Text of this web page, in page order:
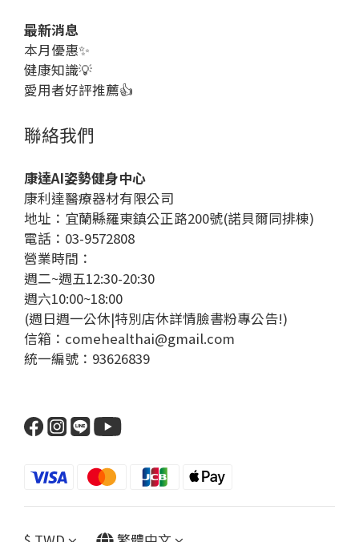
最新消息
本月優惠✨
健康知識💡
愛用者好評推薦👍
聯絡我們
康達AI姿勢健身中心
康利達醫療器材有限公司
地址：宜蘭縣羅東鎮公正路200號(諾貝爾同排棟)
電話：03-9572808
營業時間：
週二~週五12:30-20:30
週六10:00~18:00
(週日週一公休|特別店休詳情臉書粉專公告!)
信箱：comehealthai@gmail.com
統一編號：93626839